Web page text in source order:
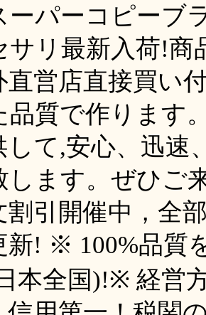
ーパーコピーブ
サリ最新入荷!商
直営店直接買い
品質で作ります
して,安心、迅速
します。ぜひご
割引開催中，全
新! ※ 100%品質
本全国)!※ 経営